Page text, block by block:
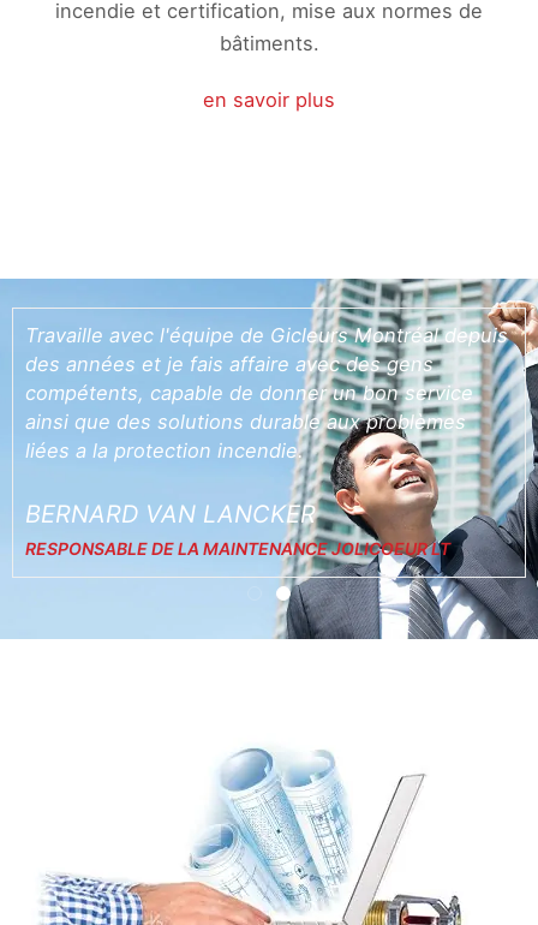
incendie et certification, mise aux normes de
bâtiments.
en savoir plus
Travaille avec l'équipe de Gicleurs Montréal depuis
des années et je fais affaire avec des gens
compétents, capable de donner un bon service
ainsi que des solutions durable aux problèmes
liées a la protection incendie.
BERNARD VAN LANCKER
RESPONSABLE DE LA MAINTENANCE JOLICOEUR LT